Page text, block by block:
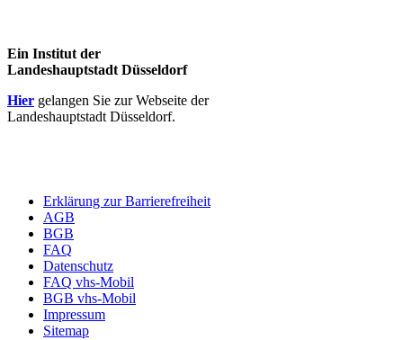
Ein Institut der
Landeshauptstadt Düsseldorf
Hier gelangen Sie zur Webseite der
Landeshauptstadt Düsseldorf.
Erklärung zur Barrierefreiheit
AGB
BGB
FAQ
Datenschutz
FAQ vhs-Mobil
BGB vhs-Mobil
Impressum
Sitemap